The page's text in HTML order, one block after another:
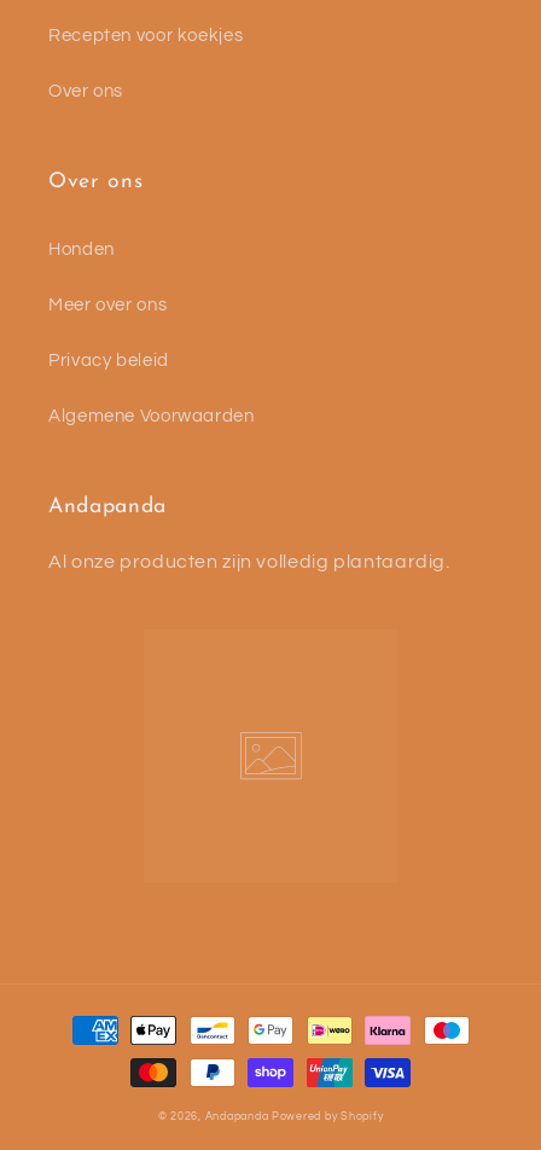
Recepten voor koekjes
Over ons
Over ons
Honden
Meer over ons
Privacy beleid
Algemene Voorwaarden
Andapanda
Al onze producten zijn volledig plantaardig.
Betaalmethoden
© 2026, Andapanda Powered by Shopify